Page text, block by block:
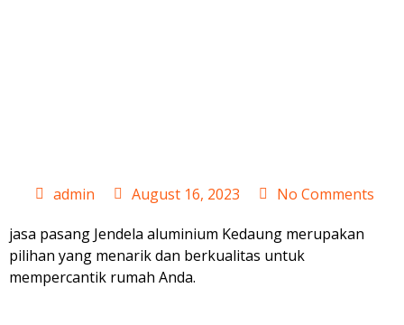
admin August 16, 2023
No Comments
jasa pasang Jendela aluminium Kedaung merupakan
pilihan yang menarik dan berkualitas untuk
mempercantik rumah Anda.